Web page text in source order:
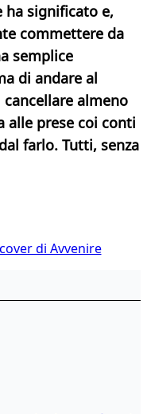
significato e,
commettere da
semplice
di andare al
almeno
alle prese coi conti
farlo. Tutti, senza
di Avvenire